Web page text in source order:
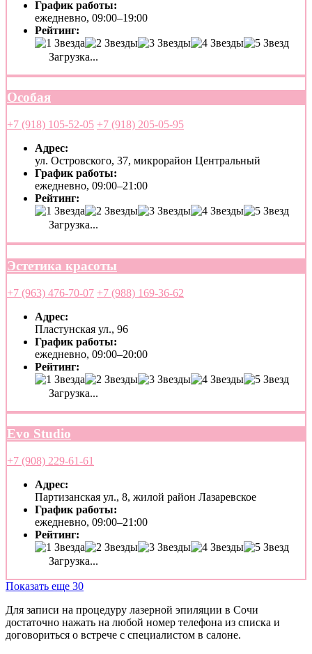
График работы:
ежедневно, 09:00–19:00
Рейтинг:
Загрузка...
Особая
+7 (918) 105-52-05 +7 (918) 205-05-95
Адрес:
ул. Островского, 37, микрорайон Центральный
График работы:
ежедневно, 09:00–21:00
Рейтинг:
Загрузка...
Эстетика красоты
+7 (963) 476-70-07 +7 (988) 169-36-62
Адрес:
Пластунская ул., 96
График работы:
ежедневно, 09:00–20:00
Рейтинг:
Загрузка...
Evo Studio
+7 (908) 229-61-61
Адрес:
Партизанская ул., 8, жилой район Лазаревское
График работы:
ежедневно, 09:00–21:00
Рейтинг:
Загрузка...
Показать еще 30
Для записи на процедуру лазерной эпиляции в Сочи
достаточно нажать на любой номер телефона из списка и
договориться о встрече с специалистом в салоне.